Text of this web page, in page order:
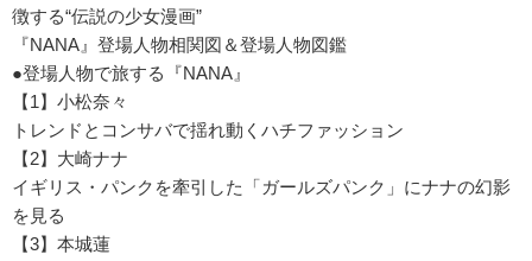
徴する“伝説の少女漫画”
『NANA』登場人物相関図＆登場人物図鑑
●登場人物で旅する『NANA』
【1】小松奈々
トレンドとコンサバで揺れ動くハチファッション
【2】大崎ナナ
イギリス・パンクを牽引した「ガールズパンク」にナナの幻影
を見る
【3】本城蓮